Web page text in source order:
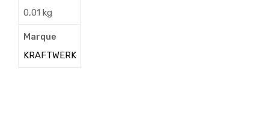
0,01 kg
Marque
KRAFTWERK